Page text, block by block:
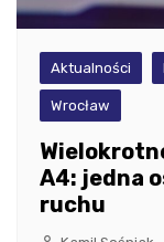
Aktualności
Wrocław
A4: jedna
ruchu